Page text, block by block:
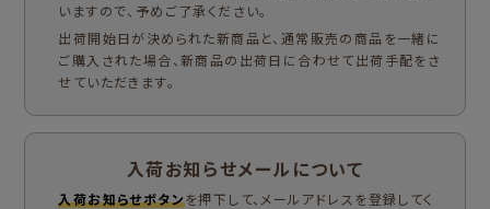
いますので、予めご了承ください。
出荷開始日が決められた新商品と、通常販売の商品を一緒に
ご購入された場合、新商品の出荷日に合わせて出荷手配をさ
せていただきます。
入荷お知らせメールについて
入荷お知らせボタンを押下して、メールアドレスを登録してく